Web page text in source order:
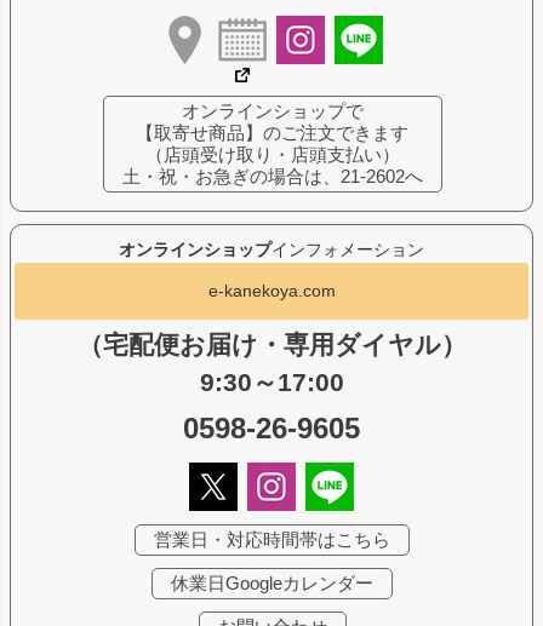
オンラインショップインフォメーション
e-kanekoya.com
（宅配便お届け・専用ダイヤル）
9:30～17:00
0598-26-9605
営業日・対応時間帯はこちら
休業日Googleカレンダー
オンラインショップで
【取寄せ商品】のご注文できます
（店頭受け取り・店頭支払い）
土・祝・お急ぎの場合は、21-2602へ